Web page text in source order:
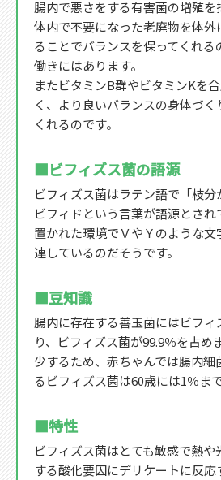
腸内で悪さをする有害菌の増殖を
体内で不要になった老廃物を体
ることでバランスを保ってくれる
働きにはあります。
またビタミンB群やビタミンKを
く、より良いバランスの身体づ
くれるのです。
■ビフィズス菌の語源
ビフィズス菌はラテン語で「枝
ビフィドという言葉が語源とされ
置かれた環境でＶやＹのような
連しているのだそうです。
■豆知識
腸内に存在する善玉菌にはビフィ
り、ビフィズス菌が99.9％を占め
少するため、赤ちゃんでは腸内細
るビフィズス菌は60歳には1％ま
■特性
ビフィズス菌はとても敏感で熱や
する酸化要因にデリケートに反